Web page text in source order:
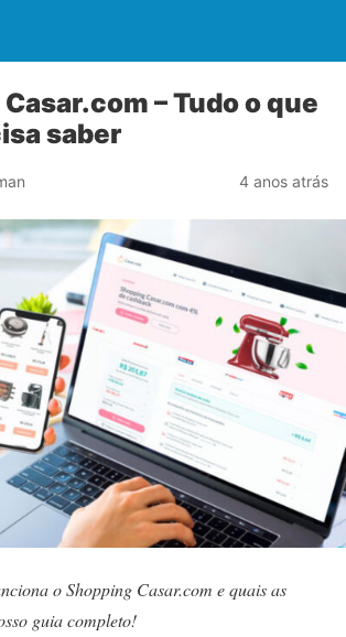
– Tudo o que
saber
4 anos atrás
o Shopping Casar.com e quais as
guia completo!